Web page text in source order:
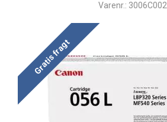
Varenr.: 3006C002
Gratis fragt